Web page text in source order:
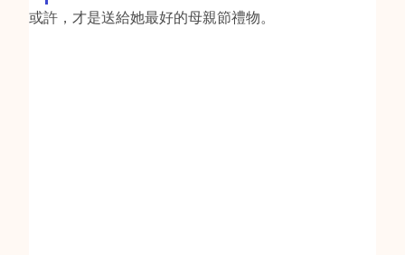
或許，才是送給她最好的母親節禮物。